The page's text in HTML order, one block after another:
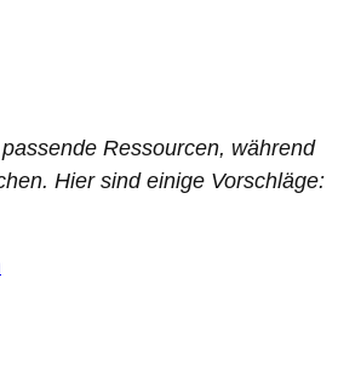
Ressourcen, während
Hier sind einige Vorschläge: